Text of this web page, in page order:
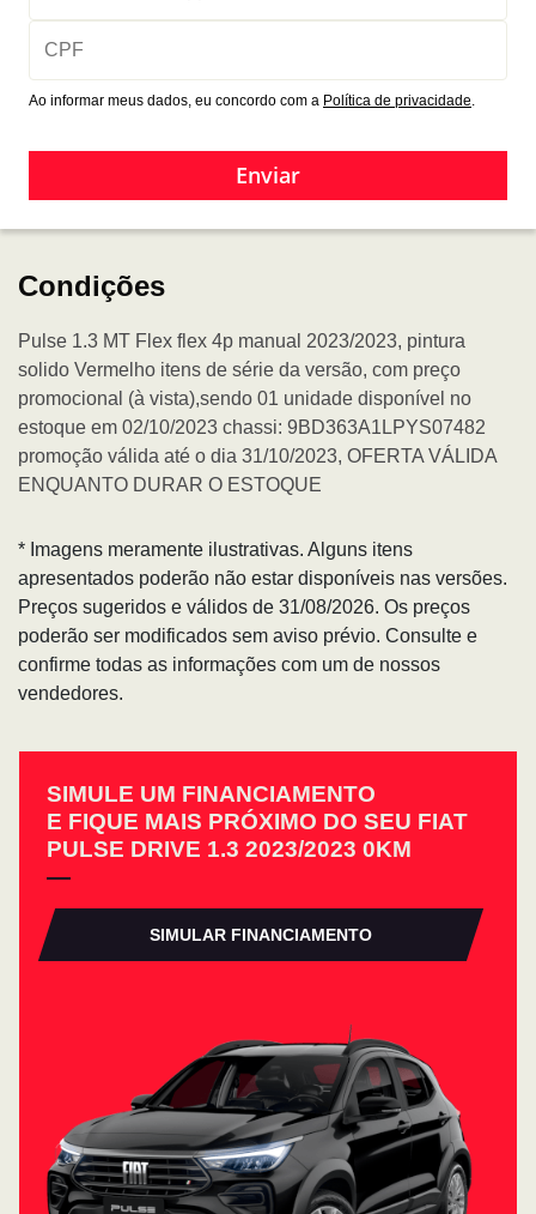
Condições
Pulse 1.3 MT Flex flex 4p manual 2023/2023, pintura
solido Vermelho itens de série da versão, com preço
promocional (à vista),sendo 01 unidade disponível no
estoque em 02/10/2023 chassi: 9BD363A1LPYS07482
promoção válida até o dia 31/10/2023, OFERTA VÁLIDA
ENQUANTO DURAR O ESTOQUE
* Imagens meramente ilustrativas. Alguns itens
apresentados poderão não estar disponíveis nas versões.
Preços sugeridos e válidos de 31/08/2026. Os preços
poderão ser modificados sem aviso prévio. Consulte e
confirme todas as informações com um de nossos
vendedores.
Ao informar meus dados, eu concordo com a Política de privacidade
Enviar
SIMULE UM FINANCIAMENTO
E FIQUE MAIS PRÓXIMO DO SEU FIAT
PULSE DRIVE 1.3 2023/2023 0KM
SIMULAR FINANCIAMENTO